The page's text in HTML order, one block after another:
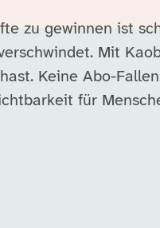
zu gewinnen ist
Mit
Keine Abo-
für